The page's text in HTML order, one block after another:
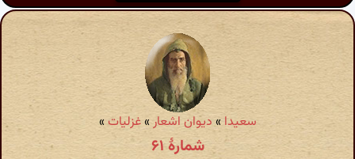
سعیدا »دیوان اشعار»غزلیات »
شمارهٔ ۶۱